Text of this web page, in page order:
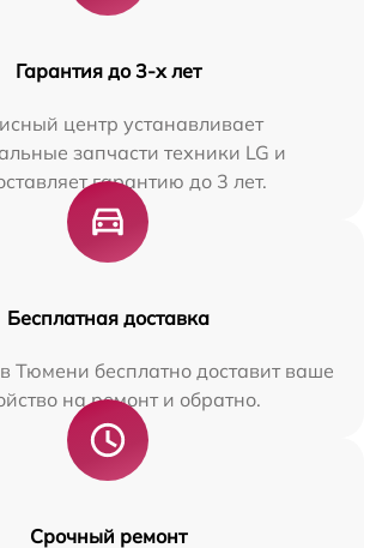
Гарантия до 3-х лет
центр устанавливает
запчасти техники LG и
гарантию до 3 лет.
Бесплатная доставка
Тюмени бесплатно доставит ваше
на ремонт и обратно.
Срочный ремонт